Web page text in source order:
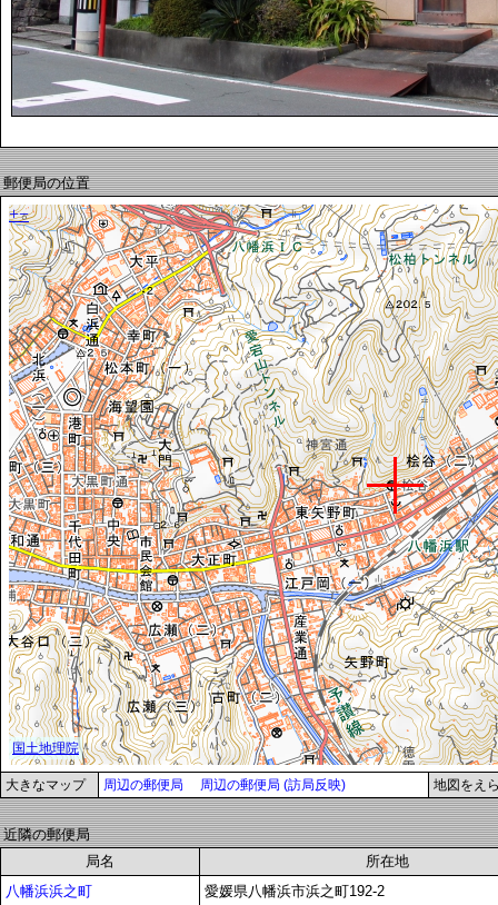
郵便局の位置
大きなマップ 周辺の郵便局 周辺の郵便局 (訪局反映) 地図をえ
近隣の郵便局
局名
所在地
八幡浜浜之町
愛媛県八幡浜市浜之町192-2